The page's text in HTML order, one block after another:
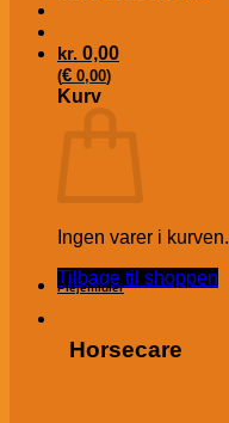
kr. 0,00
(€ 0,00)
Kurv
Ingen varer i kurven.
Tilbage til shoppen
Plejemidler
Horsecare